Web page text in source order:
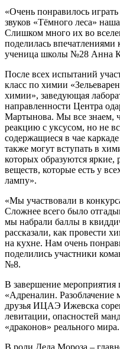
«Очень понравилось
звуков «Тёмного леса»
Слишком много их во
поделилась
ученица школы №28 Анна
После всех испытаний
класс по химии
химии», заведующая
направленности Центра
Мартынова. Мы все знаем,
реакцию с уксусом, но не
содержащиеся в чае
также могут вступать в
которых образуются
веществ, которые есть у
лампу».
«Мы участвовали в
Сложнее всего было
мы набрали баллы в
рассказали, как провести
на кухне. Нам очень
поделились участники
№8.
В завершение мероприятия
«Адреналин. Разоблачение
друзья ИЦАЭ Ижевска
левитации, опасностей
«драконов» реального мира.
В роли Деда Мороза –